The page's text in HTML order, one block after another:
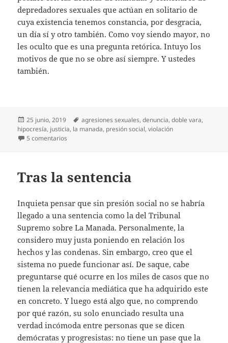
depredadores sexuales que actúan en solitario de
cuya existencia tenemos constancia, por desgracia,
un día sí y otro también. Como voy siendo mayor, no
les oculto que es una pregunta retórica. Intuyo los
motivos de que no se obre así siempre. Y ustedes
también.
Publicado
el
25 junio, 2019 Etiquetas
agresiones sexuales,denuncia,doble vara,
hipocresía, justicia, la manada, presión social,violación
5 comentarios
Tras la sentencia
Inquieta pensar que sin presión social no se habría
llegado a una sentencia como la del Tribunal
Supremo sobre La Manada. Personalmente, la
considero muy justa poniendo en relación los
hechos y las condenas. Sin embargo, creo que el
sistema no puede funcionar así. De saque, cabe
preguntarse qué ocurre en los miles de casos que no
tienen la relevancia mediática que ha adquirido este
en concreto. Y luego está algo que, no comprendo
por qué razón, su solo enunciado resulta una
verdad incómoda entre personas que se dicen
demócratas y progresistas: no tiene un pase que la